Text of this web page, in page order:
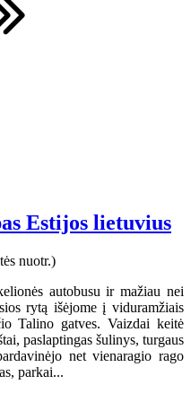
Estijos lietuvius
autobusu ir mažiau nei
rytą išėjome į viduramžiais
Talino gatves. Vaizdai keitė
paslaptingas šulinys, turgaus
net vienaragio rago
parkai...